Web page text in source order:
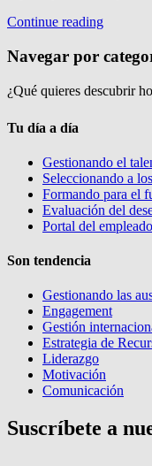
Continue reading
Navegar por
¿Qué quieres descubrir
Tu día a día
Gestionando el
Seleccionando a
Formando para el
Evaluación del
Portal del empleado
Son tendencia
Gestionando las
Engagement
Gestión
Estrategia de
Liderazgo
Motivación
Comunicación
Suscríbete a